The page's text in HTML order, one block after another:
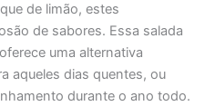
de limão, estes
de sabores. Essa salada
uma alternativa
aqueles dias quentes, ou
durante o ano todo.